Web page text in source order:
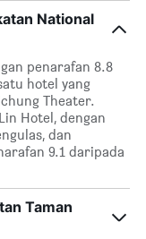
National
penarafan 8.8
hotel yang
Theater.
Hotel, dengan
dan
9.1 daripada
Taman